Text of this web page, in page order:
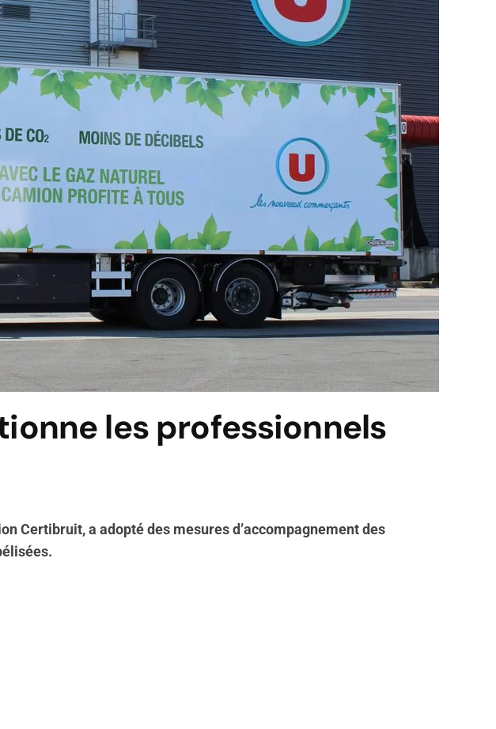
les professionnels
Certibruit, a adopté des mesures d’accompagnement des